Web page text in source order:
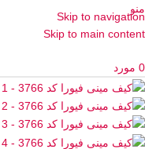
Skip to navigation
Skip to main content
منو
0 مورد